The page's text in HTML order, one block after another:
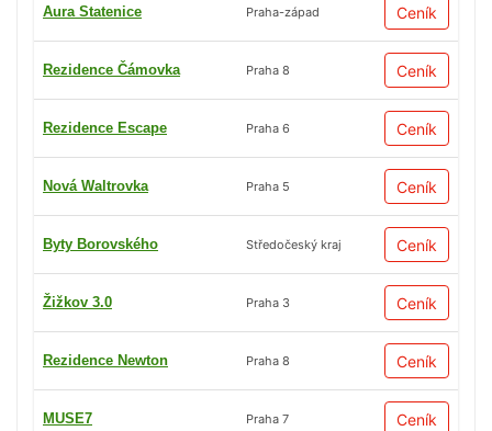
Aura Statenice Praha-západ Ceník
Rezidence Čámovka Praha 8 Ceník
Rezidence Escape Praha 6 Ceník
Nová Waltrovka Praha 5 Ceník
Byty Borovského Středočeský kraj Ceník
Žižkov 3.0 Praha 3 Ceník
Rezidence Newton Praha 8 Ceník
MUSE7 Praha 7 Ceník